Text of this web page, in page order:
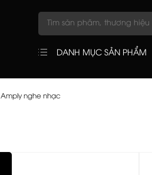
DANH MỤC SẢN PHẨM
Amply nghe nhạc